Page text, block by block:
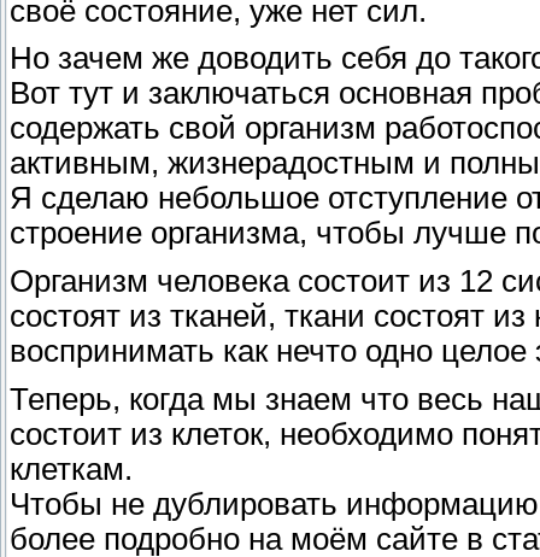
своё состояние, уже нет сил.
Но зачем же доводить себя до
Вот тут и заключаться основная
содержать свой организм
активным, жизнерадостным и
Я сделаю небольшое отступление
строение организма, чтобы лучше
Организм человека состоит из 12
состоят из тканей, ткани состоят
воспринимать как нечто одно
Теперь, когда мы знаем что весь
состоит из клеток, необходимо
клеткам.
Чтобы не дублировать
более подробно на моём сайте в